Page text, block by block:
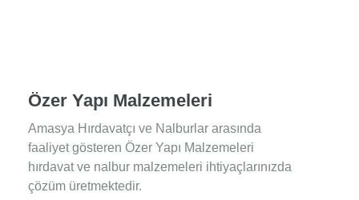
Özer Yapı Malzemeleri
Amasya Hırdavatçı ve Nalburlar arasında
faaliyet gösteren Özer Yapı Malzemeleri
hırdavat ve nalbur malzemeleri ihtiyaçlarınızda
çözüm üretmektedir.